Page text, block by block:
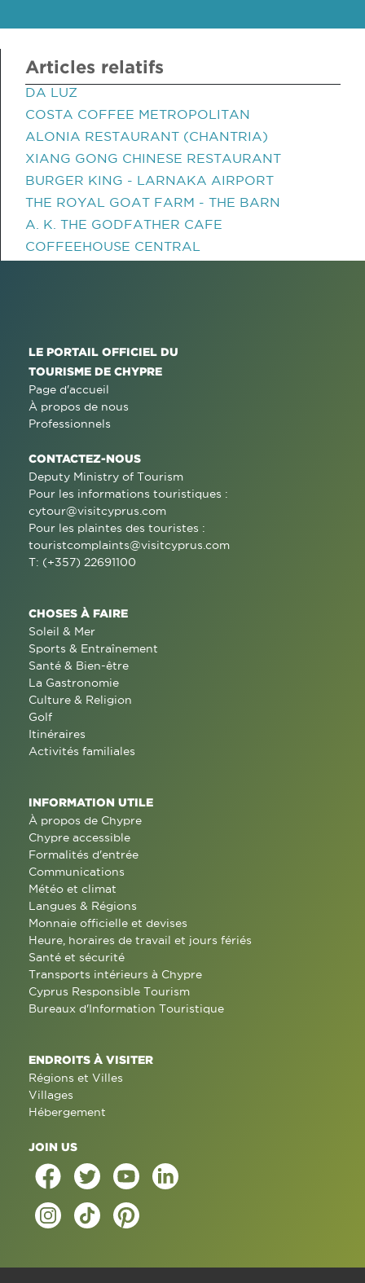
Articles relatifs
DA LUZ
COSTA COFFEE METROPOLITAN
ALONIA RESTAURANT (CHANTRIA)
XIANG GONG CHINESE RESTAURANT
BURGER KING - LARNAKA AIRPORT
THE ROYAL GOAT FARM - THE BARN
A. K. THE GODFATHER CAFE
COFFEEHOUSE CENTRAL
LE PORTAIL OFFICIEL DU
TOURISME DE CHYPRE
Page d'accueil
À propos de nous
Professionnels
CONTACTEZ-NOUS
Deputy Ministry of Tourism
Pour les informations touristiques :
cytour@visitcyprus.com
Pour les plaintes des touristes :
touristcomplaints@visitcyprus.com
T: (+357) 22691100
CHOSES À FAIRE
Soleil & Mer
Sports & Entraînement
Santé & Bien-être
La Gastronomie
Culture & Religion
Golf
Itinéraires
Activités familiales
INFORMATION UTILE
À propos de Chypre
Chypre accessible
Formalités d'entrée
Communications
Météo et climat
Langues & Régions
Monnaie officielle et devises
Heure, horaires de travail et jours fériés
Santé et sécurité
Transports intérieurs à Chypre
Cyprus Responsible Tourism
Bureaux d'Information Touristique
ENDROITS À VISITER
Régions et Villes
Villages
Hébergement
JOIN US